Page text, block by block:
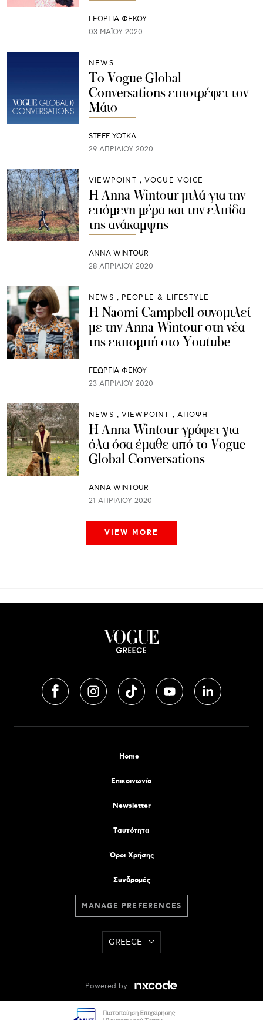
ΓΕΩΡΓΙΑ ΦΕΚΟΥ
03 ΜΑΪ́ΟΥ 2020
NEWS
To Vogue Global
Conversations επιστρέφει τον
Μάιο
STEFF YOTKA
29 ΑΠΡΙΛΊΟΥ 2020
VIEWPOINT VOGUE VOICE
H Anna Wintour μιλά για την
επόμενη μέρα και την ελπίδα
της ανάκαμψης
ANNA WINTOUR
28 ΑΠΡΙΛΊΟΥ 2020
NEWS PEOPLE & LIFESTYLE
Η Naomi Campbell συνομιλεί
με την Anna Wintour στη νέα
της εκπομπή στο Youtube
ΓΕΩΡΓΙΑ ΦΕΚΟΥ
23 ΑΠΡΙΛΊΟΥ 2020
NEWS VIEWPOINT ΑΠΟΨΗ
Η Anna Wintour γράφει για
όλα όσα έμαθε από το Vogue
Global Conversations
ANNA WINTOUR
21 ΑΠΡΙΛΊΟΥ 2020
VIEW MORE
Home
Επικοινωνία
Newsletter
Tαυτότητα
Όροι Χρήσης
Συνδρομές
MANAGE PREFERENCES
GREECE
Powered by